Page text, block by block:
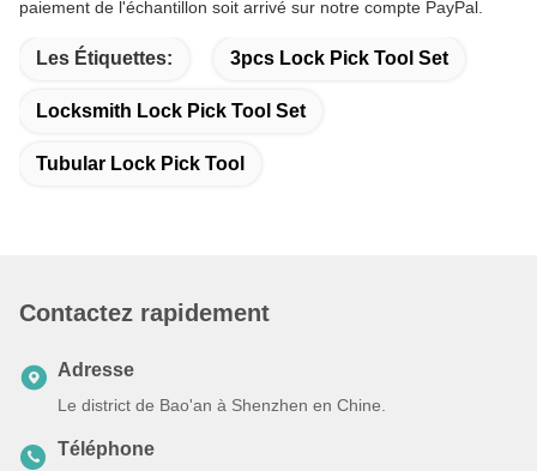
paiement de l'échantillon soit arrivé sur notre compte PayPal.
Les Étiquettes: 3pcs Lock Pick Tool Set
Locksmith Lock Pick Tool Set
Tubular Lock Pick Tool
Contactez rapidement
Adresse
Le district de Bao'an à Shenzhen en Chine.
Téléphone